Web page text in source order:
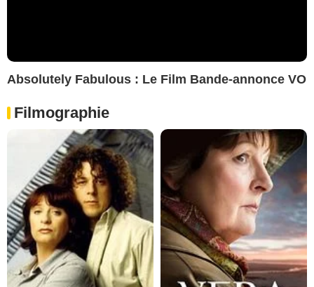
Absolutely Fabulous : Le Film Bande-annonce VO
Filmographie